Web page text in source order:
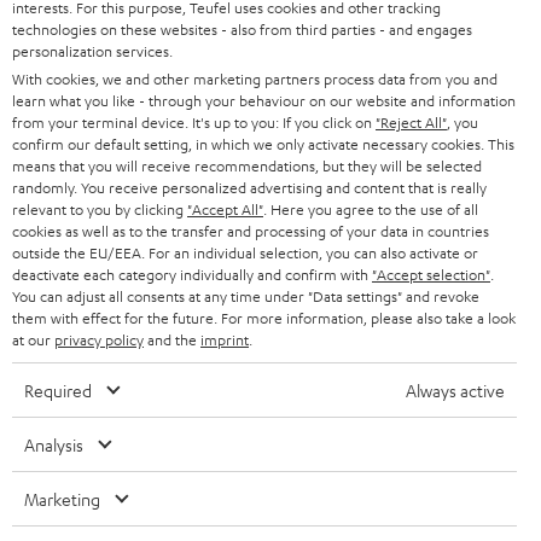
t
e
r
SMART HOME
BLUETOOTH
HEADPHONES
BLUETOOTH HEADPHONES
STEREO COMPLETE SYSTEMS
SPEAKERS
ULTIMA
IN-EAR
FANSHOP
NEW RELEASES
PRESS
B2B
STORES
ADVANTAGES
TEUFEL STORY
MANAGEMENT
AUSTRIA
SWITZERLAND
NETHERLANDS
BELGIUM
FRANCE
POLAND
ITALY
All information on this website is subject to change without notice including
technical changes, errors and omissions. Pictured accessories are not
interests. For this purpose, Teufel uses cookies and other tracking
technologies on these websites - also from third parties - and engages
personalization services.
With cookies, we and other marketing partners process data from you and
learn what you like - through your behaviour on our website and information
from your terminal device. It's up to you: If you click on "Reject All" , you
confirm our default setting, in which we only activate necessary cookies. This
means that you will receive recommendations, but they will be selected
randomly. You receive personalized advertising and content that is really
relevant to you by clicking "Accept All" . Here you agree to the use of all
cookies as well as to the transfer and processing of your data in countries
outside the EU/EEA. For an individual selection, you can also activate or
deactivate each category individually and confirm with "Accept selection"
You can adjust all consents at any time under "Data settings" and revoke
them with effect for the future. For more information, please also take a look
at our privacy policyand the imprint
Required Always active
Analysis
Marketing